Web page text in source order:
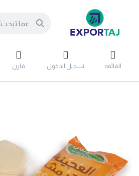
القائمه تسجيل الدخول قارن